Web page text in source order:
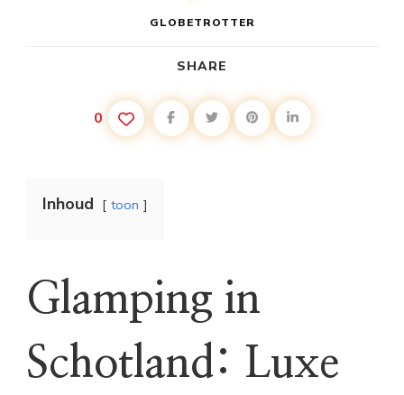
GLOBETROTTER
SHARE
0
Inhoud toon
Glamping in
Schotland: Luxe